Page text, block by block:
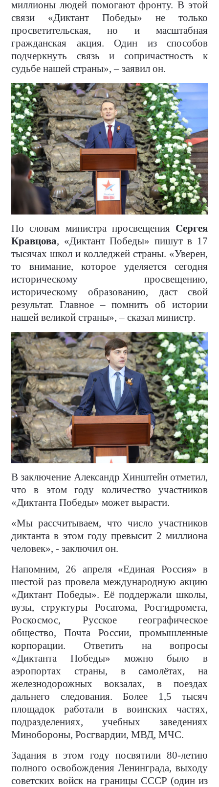
миллионы людей помогают фронту. В этой
связи «Диктант Победы» не только
просветительская, но и масштабная
гражданская акция. Один из способов
подчеркнуть связь и сопричастность к
судьбе нашей страны», – заявил он.
По словам министра просвещения Сергея
Кравцова, «Диктант Победы» пишут в 17
тысячах школ и колледжей страны. «Уверен,
то внимание, которое уделяется сегодня
историческому просвещению,
историческому образованию, даст свой
результат. Главное – помнить об истории
нашей великой страны», – сказал министр.
В заключение Александр Хинштейн отметил,
что в этом году количество участников
«Диктанта Победы» может вырасти.
«Мы рассчитываем, что число участников
диктанта в этом году превысит 2 миллиона
человек», - заключил он.
Напомним, 26 апреля «Единая Россия» в
шестой раз провела международную акцию
«Диктант Победы». Её поддержали школы,
вузы, структуры Росатома, Росгидромета,
Роскосмос, Русское географическое
общество, Почта России, промышленные
корпорации. Ответить на вопросы
«Диктанта Победы» можно было в
аэропортах страны, в самолётах, на
железнодорожных вокзалах, в поездах
дальнего следования. Более 1,5 тысяч
площадок работали в воинских частях,
подразделениях, учебных заведениях
Минобороны, Росгвардии, МВД, МЧС.
Задания в этом году посвятили 80-летию
полного освобождения Ленинграда, выходу
советских войск на границы СССР (один из